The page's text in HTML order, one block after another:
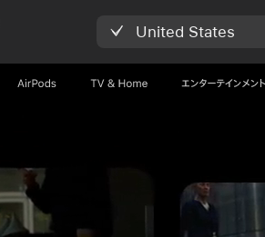
United States
AirPods TV & Home エンターテインメント